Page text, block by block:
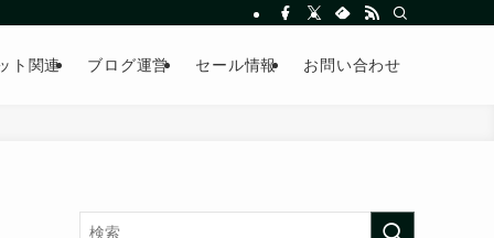
ト関連 ブログ運営 セール情報 お問い合わせ